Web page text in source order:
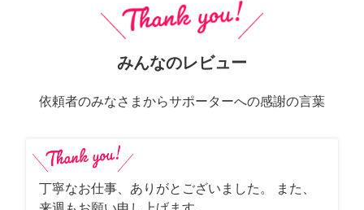
みんなのレビュー
依頼者のみなさまからサポーターへの感謝の言葉
丁寧なお仕事、ありがとございました。 また、